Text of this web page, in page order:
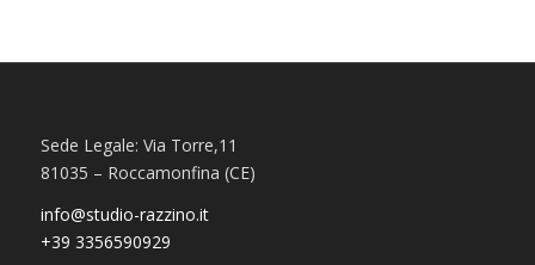
Sede Legale: Via Torre,11
81035 – Roccamonfina (CE)
info@studio-razzino.it
+39 3356590929